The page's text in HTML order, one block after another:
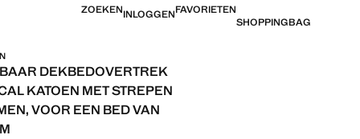
ZOEKENINLOGGENFAVORIETEN
SHOPPINGBAG
DEKBEDOVERTREK
KATOEN MET STREPEN
VOOR EEN BED VAN